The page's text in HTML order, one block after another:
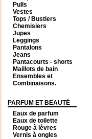
Pulls
Vestes
Tops / Bustiers
Chemisiers
Jupes
Leggings
Pantalons
Jeans
Pantacourts - shorts
Maillots de bain
Ensembles et
Combinaisons.
PARFUM ET BEAUTÉ
Eaux de parfum
Eaux de toilette
Rouge à lèvres
Vernis à ongles